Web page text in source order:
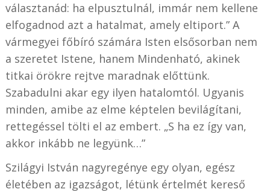
választanád: ha elpusztulnál, immár nem kellene
elfogadnod azt a hatalmat, amely eltiport.” A
vármegyei főbíró számára Isten elsősorban nem
a szeretet Istene, hanem Mindenható, akinek
titkai örökre rejtve maradnak előttünk.
Szabadulni akar egy ilyen hatalomtól. Ugyanis
minden, amibe az elme képtelen bevilágítani,
rettegéssel tölti el az embert. „S ha ez így van,
akkor inkább ne legyünk…”
Szilágyi István nagyregénye egy olyan, egész
életében az igazságot, létünk értelmét kereső